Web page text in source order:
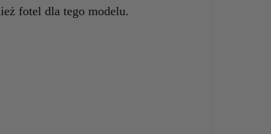
fotel dla tego modelu.